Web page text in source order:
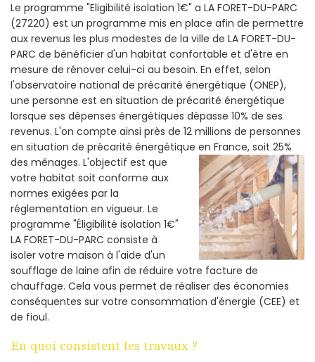
Le programme "Eligibilité isolation 1€" a LA FORET-DU-PARC
(27220) est un programme mis en place afin de permettre
aux revenus les plus modestes de la ville de LA FORET-DU-
PARC de bénéficier d'un habitat confortable et d'être en
mesure de rénover celui-ci au besoin. En effet, selon
l'observatoire national de précarité énergétique (ONEP),
une personne est en situation de précarité énergétique
lorsque ses dépenses énergétiques dépasse 10% de ses
revenus. L'on compte ainsi près de 12 millions de personnes
en situation de précarité énergétique en France, soit 25%
des ménages. L'objectif est que
votre habitat soit conforme aux
normes exigées par la
réglementation en vigueur. Le
programme "Éligibilité isolation 1€"
LA FORET-DU-PARC consiste à
isoler votre maison à l'aide d'un
soufflage de laine afin de réduire votre facture de
chauffage. Cela vous permet de réaliser des économies
conséquentes sur votre consommation d'énergie (CEE) et
de fioul.
En quoi consistent les travaux ?